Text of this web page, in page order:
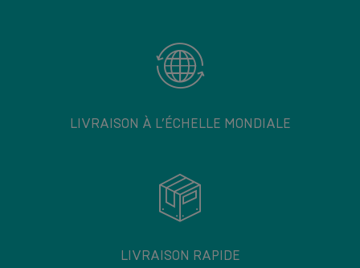
LIVRAISON À L’ÉCHELLE MONDIALE
LIVRAISON RAPIDE